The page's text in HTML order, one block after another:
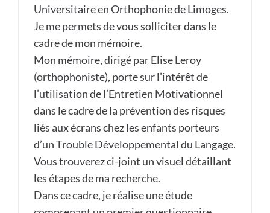
Universitaire en Orthophonie de Limoges.
Je me permets de vous solliciter dans le
cadre de mon mémoire.
Mon mémoire, dirigé par Elise Leroy
(orthophoniste), porte sur l’intérêt de
l’utilisation de l’Entretien Motivationnel
dans le cadre de la prévention des risques
liés aux écrans chez les enfants porteurs
d’un Trouble Développemental du Langage.
Vous trouverez ci-joint un visuel détaillant
les étapes de ma recherche.
Dans ce cadre, je réalise une étude